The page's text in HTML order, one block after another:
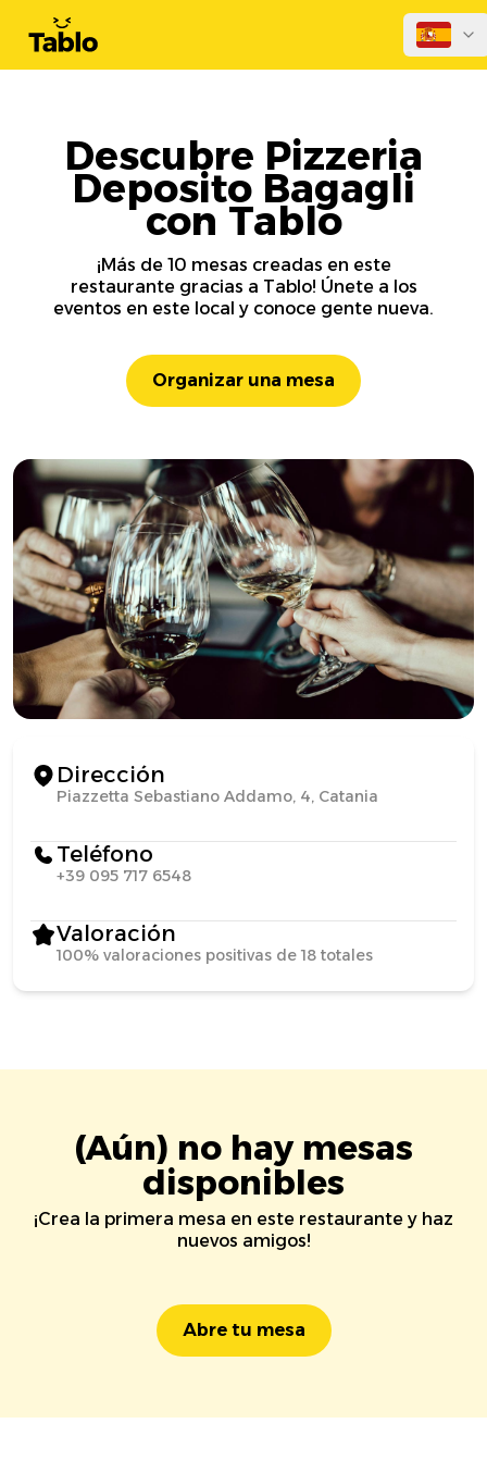
Descubre Pizzeria
Deposito Bagagli
con Tablo
¡Más de 10 mesas creadas en este
restaurante gracias a Tablo! Únete a los
eventos en este local y conoce gente nueva.
Organizar una mesa
Dirección
Piazzetta Sebastiano Addamo, 4, Catania
Teléfono
+39 095 717 6548
Valoración
100% valoraciones positivas de 18 totales
(Aún) no hay mesas
disponibles
¡Crea la primera mesa en este restaurante y haz
nuevos amigos!
Abre tu mesa